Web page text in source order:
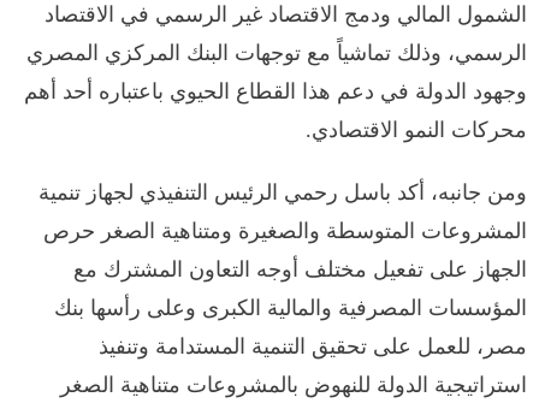
الشمول المالي ودمج الاقتصاد غير الرسمي في الاقتصاد
الرسمي، وذلك تماشياً مع توجهات البنك المركزي المصري
وجهود الدولة في دعم هذا القطاع الحيوي باعتباره أحد أهم
محركات النمو الاقتصادي.
ومن جانبه، أكد باسل رحمي الرئيس التنفيذي لجهاز تنمية
المشروعات المتوسطة والصغيرة ومتناهية الصغر حرص
الجهاز على تفعيل مختلف أوجه التعاون المشترك مع
المؤسسات المصرفية والمالية الكبرى وعلى رأسها بنك
مصر، للعمل على تحقيق التنمية المستدامة وتنفيذ
استراتيجية الدولة للنهوض بالمشروعات متناهية الصغر